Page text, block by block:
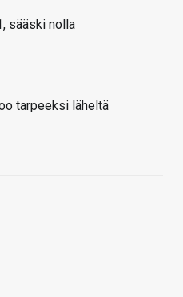
sääski nolla
tarpeeksi läheltä